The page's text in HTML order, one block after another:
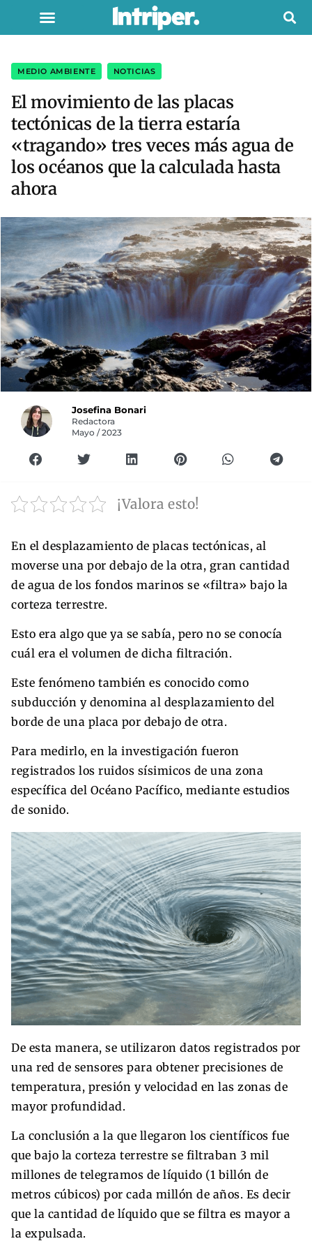
MEDIO AMBIENTE NOTICIAS
El movimiento de las placas
tectónicas de la tierra estaría
«tragando» tres veces más agua de
los océanos que la calculada hasta
ahora
Josefina Bonari
Redactora
Mayo / 2023
¡Valora esto!
En el desplazamiento de placas tectónicas, al
moverse una por debajo de la otra, gran cantidad
de agua de los fondos marinos se «filtra» bajo la
corteza terrestre.
Esto era algo que ya se sabía, pero no se conocía
cuál era el volumen de dicha filtración.
Este fenómeno también es conocido como
subducción y denomina al desplazamiento del
borde de una placa por debajo de otra.
Para medirlo, en la investigación fueron
registrados los ruidos sísimicos de una zona
específica del Océano Pacífico, mediante estudios
de sonido.
De esta manera, se utilizaron datos registrados por
una red de sensores para obtener precisiones de
temperatura, presión y velocidad en las zonas de
mayor profundidad.
La conclusión a la que llegaron los científicos fue
que bajo la corteza terrestre se filtraban 3 mil
millones de telegramos de líquido (1 billón de
metros cúbicos) por cada millón de años. Es decir
que la cantidad de líquido que se filtra es mayor a
la expulsada.